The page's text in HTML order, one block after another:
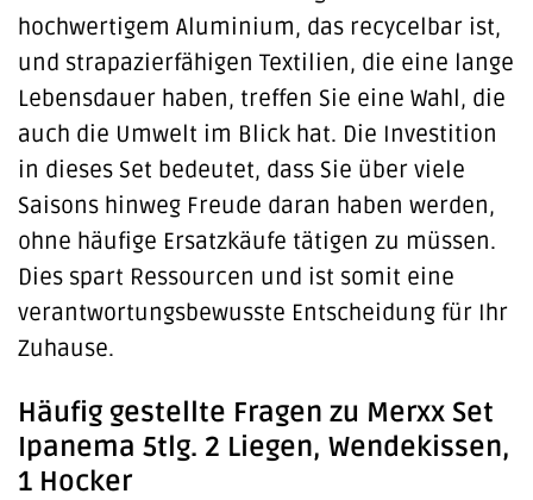
hochwertigem Aluminium, das recycelbar ist,
und strapazierfähigen Textilien, die eine lange
Lebensdauer haben, treffen Sie eine Wahl, die
auch die Umwelt im Blick hat. Die Investition
in dieses Set bedeutet, dass Sie über viele
Saisons hinweg Freude daran haben werden,
ohne häufige Ersatzkäufe tätigen zu müssen.
Dies spart Ressourcen und ist somit eine
verantwortungsbewusste Entscheidung für Ihr
Zuhause.
Häufig gestellte Fragen zu Merxx Set
Ipanema 5tlg. 2 Liegen, Wendekissen,
1 Hocker